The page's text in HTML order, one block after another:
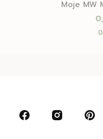
Moje MW